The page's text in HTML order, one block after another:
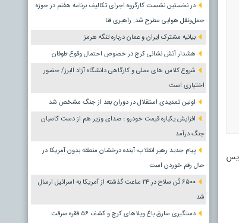
در نخستین نشست کارگروه اجرای تکالیف برنامه هفتم در حوزه
حمل‌ونقل هوایی مطرح شد: راهبری فنا
بیانیه مشترک ایران و عمان درباره تنگه هرمز
هشدار آتش نشانی کرج در خصوص احتمال وقوع طوفان
شروع کلاس های عملی و کارگاهی دانشگاه آزاد البرز/ حضور
اختیاری است
اولین تمدیدی استقلال در دوران بعد از جنگ مشخص شد
افزایش یکباره قیمت خودرو ؛ صدای وزیر هم از دست کاسبان
جنگ درآمد
پیام جدید رهبر انقلاب؛ آینده درخشان منطقه بدون آمریکا در
حال رقم خوردن است
۶۵۰۰ تُن سلاح در ۲۴ ساعت گذشته از آمریکا به اسرائیل ارسال
شد
دستگیری سارق باغ ویلاهای کرج و کشف ۵۶ فقره سرقت